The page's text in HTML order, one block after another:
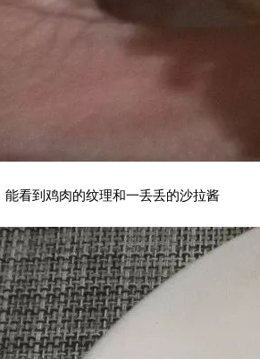
能看到鸡肉的纹理和一丢丢的沙拉酱